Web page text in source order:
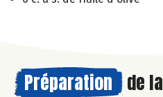
Préparation de la